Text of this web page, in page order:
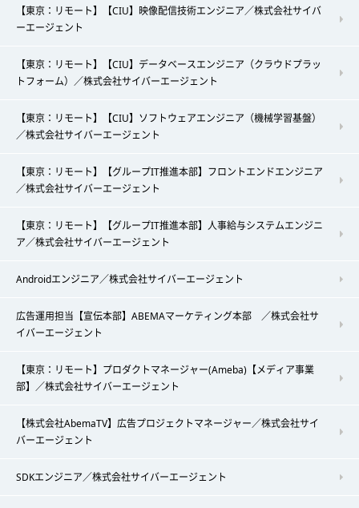
【東京：リモート】【CIU】映像配信技術エンジニア／株式会社サイバ
ーエージェント
【東京：リモート】【CIU】データベースエンジニア（クラウドプラッ
トフォーム）／株式会社サイバーエージェント
【東京：リモート】【CIU】ソフトウェアエンジニア（機械学習基盤）
／株式会社サイバーエージェント
【東京：リモート】【グループIT推進本部】フロントエンドエンジニア
／株式会社サイバーエージェント
【東京：リモート】【グループIT推進本部】人事給与システムエンジニ
ア／株式会社サイバーエージェント
Androidエンジニア／株式会社サイバーエージェント
広告運用担当【宣伝本部】ABEMAマーケティング本部 ／株式会社サ
イバーエージェント
【東京：リモート】プロダクトマネージャー(Ameba)【メディア事業
部】／株式会社サイバーエージェント
【株式会社AbemaTV】広告プロジェクトマネージャー／株式会社サイ
バーエージェント
SDKエンジニア／株式会社サイバーエージェント